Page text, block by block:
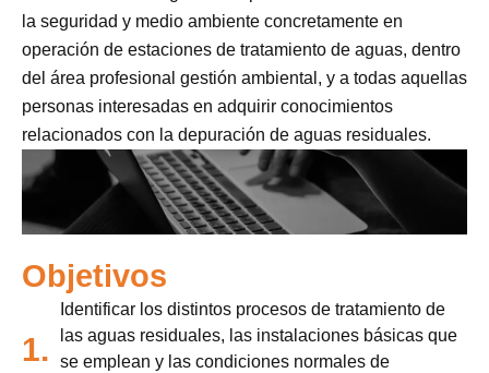
la seguridad y medio ambiente concretamente en
operación de estaciones de tratamiento de aguas, dentro
del área profesional gestión ambiental, y a todas aquellas
personas interesadas en adquirir conocimientos
relacionados con la depuración de aguas residuales.
Objetivos
1.
Identificar los distintos procesos de tratamiento de
las aguas residuales, las instalaciones básicas que
se emplean y las condiciones normales de